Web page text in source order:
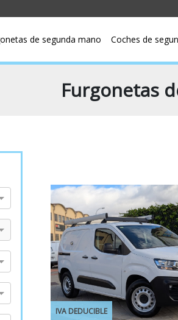
de segunda mano Coches de
Furgonetas
IVA DEDUCIBLE